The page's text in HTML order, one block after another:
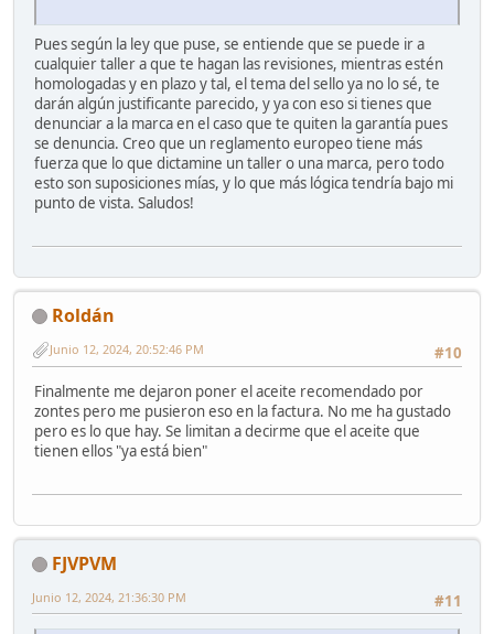
Pues según la ley que puse, se entiende que se puede ir a
cualquier taller a que te hagan las revisiones, mientras estén
homologadas y en plazo y tal, el tema del sello ya no lo sé, te
darán algún justificante parecido, y ya con eso si tienes que
denunciar a la marca en el caso que te quiten la garantía pues
se denuncia. Creo que un reglamento europeo tiene más
fuerza que lo que dictamine un taller o una marca, pero todo
esto son suposiciones mías, y lo que más lógica tendría bajo mi
punto de vista. Saludos!
Roldán
#10
Junio 12, 2024, 20:52:46 PM
Finalmente me dejaron poner el aceite recomendado por
zontes pero me pusieron eso en la factura. No me ha gustado
pero es lo que hay. Se limitan a decirme que el aceite que
tienen ellos "ya está bien"
FJVPVM
#11
Junio 12, 2024, 21:36:30 PM